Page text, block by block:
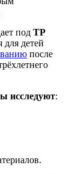
под ТР
для детей
после
исследуют: